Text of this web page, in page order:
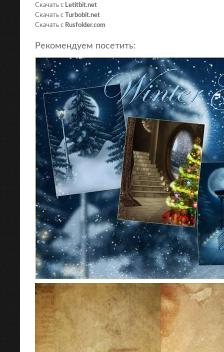
Скачать с Letitbit.net
Скачать с Turbobit.net
Скачать с Rusfolder.com
Рекомендуем посетить: